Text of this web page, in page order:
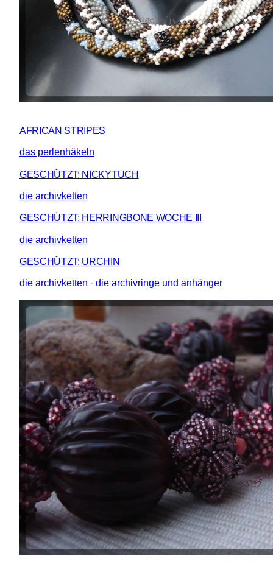
AFRICAN STRIPES
das perlenhäkeln
GESCHÜTZT: NICKYTUCH
die archivketten
GESCHÜTZT: HERRINGBONE WOCHE III
die archivketten
GESCHÜTZT: URCHIN
die archivketten · die archivringe und anhänger